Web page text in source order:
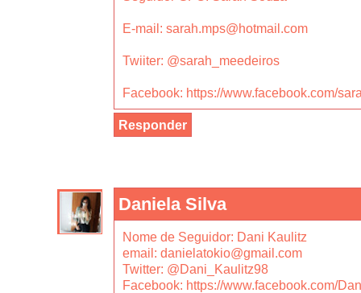
E-mail: sarah.mps@hotmail.com
Twiiter: @sarah_meedeiros
Facebook: https://www.facebook.com/
Responder
Daniela Silva
Nome de Seguidor: Dani Kaulitz
email: danielatokio@gmail.com
Twitter: @Dani_Kaulitz98
Facebook: https://www.facebook.com/